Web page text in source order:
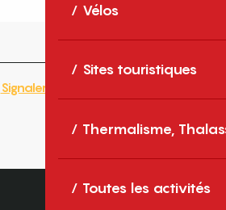
Vélos
Sites touristiques
Thermalisme,
Toutes les activités
Signaler une erreur